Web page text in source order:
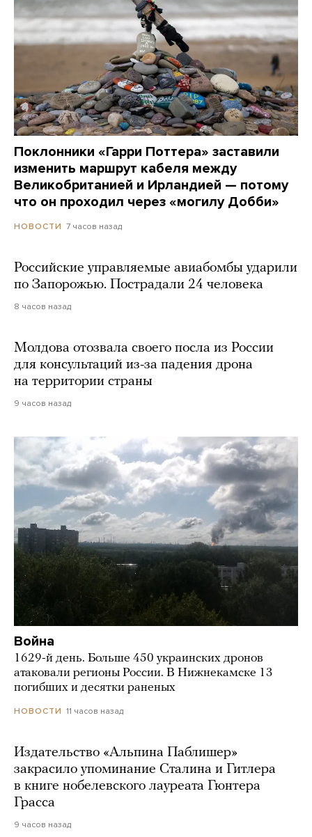
Поклонники «Гарри Поттера» заставили
изменить маршрут кабеля между
Великобританией и Ирландией — потому
что он проходил через «могилу Добби»
НОВОСТИ 7 часов назад
Российские управляемые авиабомбы ударили
по Запорожью. Пострадали 24 человека
8 часов назад
Молдова отозвала своего посла из России
для консультаций из-за падения дрона
на территории страны
9 часов назад
Война
1629-й день. Больше 450 украинских дронов
атаковали регионы России. В Нижнекамске 13
погибших и десятки раненых
НОВОСТИ 11 часов назад
Издательство «Альпина Паблишер»
закрасило упоминание Сталина и Гитлера
в книге нобелевского лауреата Гюнтера
Грасса
9 часов назад